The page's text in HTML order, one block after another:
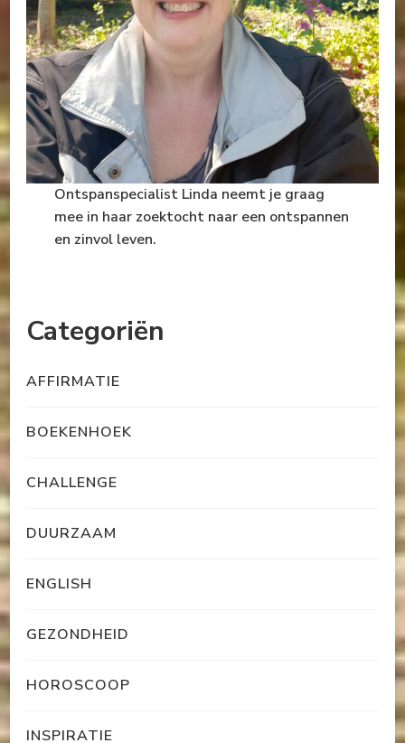
Ontspanspecialist Linda neemt je graag
mee in haar zoektocht naar een ontspannen
en zinvol leven.
Categoriën
AFFIRMATIE
BOEKENHOEK
CHALLENGE
DUURZAAM
ENGLISH
GEZONDHEID
HOROSCOOP
INSPIRATIE